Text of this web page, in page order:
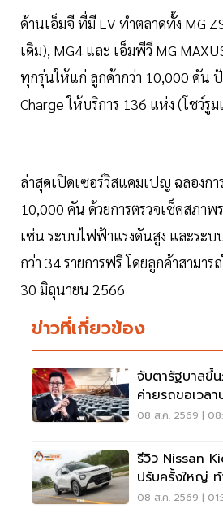
ด้านเอ็มจี ที่มี EV ทำตลาดทั้ง MG
เดิม), MG4 และ เอ็มพีวี MG
ทุกรุ่นให้แก่ ลูกค้ากว่า 10,000 คัน
Charge ให้บริการ 136 แห่ง (โชว์รู
ล่าสุดเปิดเซอร์วิสแคมเปญ ฉลองกา
10,000 คัน ด้วยการตรวจเช็คสภา
เช่น ระบบไฟฟ้าแรงดันสูง และระบ
กว่า 34 รายการฟรี โดยลูกค้าสามา
30 มิถุนายน 2566
ข่าวที่เกี่ยวข้อง
จับตารัฐบาลขึ้
ค่ายรถขอเวล
ยาก พับแผนกลั
08 ส.ค. 2569 |
รีวิว Nissan
ปรับครั้งใหญ่
08 ส.ค. 2569 |